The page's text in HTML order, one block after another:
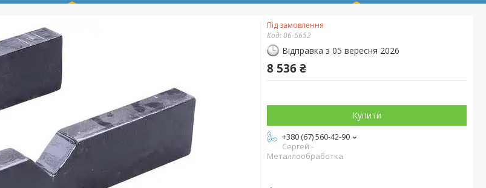
Під замовлення
Код: 06-6652
Відправка з 05 вересня 2026
8 536 ₴
Купити
+380 (67) 560-42-90
Сергей -
Металлообработка